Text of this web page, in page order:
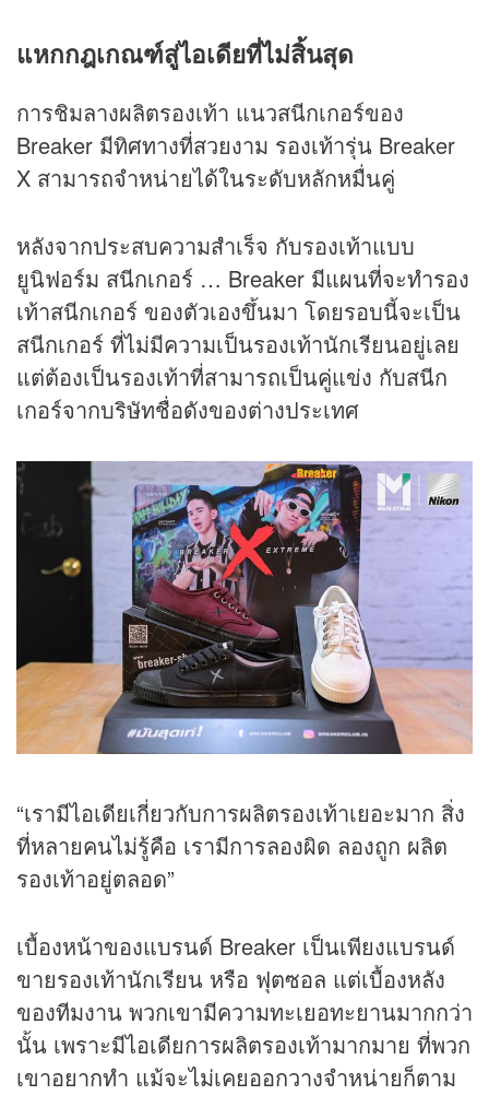
แหกกฎเกณฑ์สู่ไอเดียที่ไม่สิ้นสุด
การชิมลางผลิตรองเท้า แนวสนีกเกอร์ของ
Breaker มีทิศทางที่สวยงาม รองเท้ารุ่น Breaker
X สามารถจำหน่ายได้ในระดับหลักหมื่นคู่
หลังจากประสบความสำเร็จ กับรองเท้าแบบ
ยูนิฟอร์ม สนีกเกอร์ … Breaker มีแผนที่จะทำรอง
เท้าสนีกเกอร์ ของตัวเองขึ้นมา โดยรอบนี้จะเป็น
สนีกเกอร์ ที่ไม่มีความเป็นรองเท้านักเรียนอยู่เลย
แต่ต้องเป็นรองเท้าที่สามารถเป็นคู่แข่ง กับสนีก
เกอร์จากบริษัทชื่อดังของต่างประเทศ
“เรามีไอเดียเกี่ยวกับการผลิตรองเท้าเยอะมาก สิ่ง
ที่หลายคนไม่รู้คือ เรามีการลองผิด ลองถูก ผลิต
รองเท้าอยู่ตลอด”
เบื้องหน้าของแบรนด์ Breaker เป็นเพียงแบรนด์
ขายรองเท้านักเรียน หรือ ฟุตซอล แต่เบื้องหลัง
ของทีมงาน พวกเขามีความทะเยอทะยานมากกว่า
นั้น เพราะมีไอเดียการผลิตรองเท้ามากมาย ที่พวก
เขาอยากทำ แม้จะไม่เคยออกวางจำหน่ายก็ตาม